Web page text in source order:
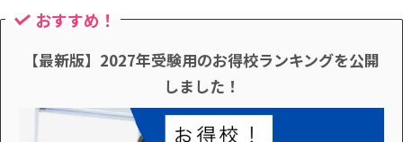
おすすめ！
【最新版】2027年受験用のお得校ランキングを公開
しました！